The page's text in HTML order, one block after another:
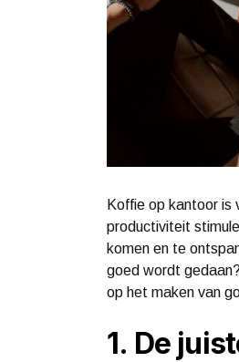
Koffie op kantoor is
productiviteit
komen en te
goed wordt
op het maken van
1. De